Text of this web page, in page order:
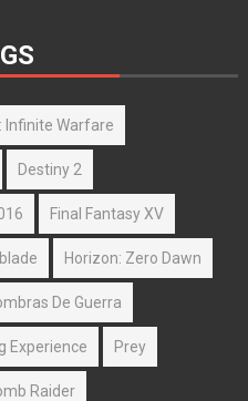
Infinite Warfare
Destiny 2
Final Fantasy XV
Horizon: Zero Dawn
De Guerra
Experience Prey
Raider